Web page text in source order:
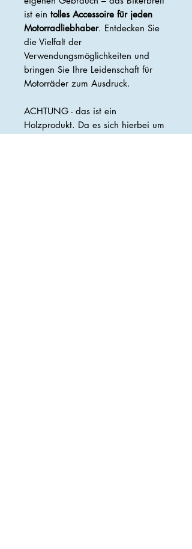
ist ein tolles Accessoire für jeden
Motorradliebhaber. Entdecken Sie
die Vielfalt der
Verwendungsmöglichkeiten und
bringen Sie Ihre Leidenschaft für
Motorräder zum Ausdruck.
ACHTUNG - das ist ein
Holzprodukt. Da es sich hierbei um